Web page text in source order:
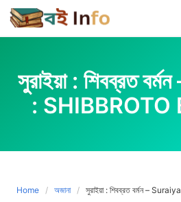
Skip
to
content
সুরাইয়া : শিবব্রত
: SHIBBROTO
Home অজানা সুরাইয়া : শিবব্রত বর্মন –